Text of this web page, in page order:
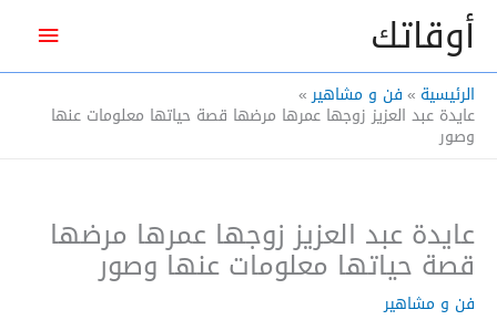
تخطي
المحتوىأوقاتك
الرئيسية فن و مشاهير
عايدة عبد العزيز زوجها عمرها مرضها قصة حياتها معلومات عنها
وصور
عايدة عبد العزيز زوجها عمرها مرضها
قصة حياتها معلومات عنها وصور
فن و مشاهير